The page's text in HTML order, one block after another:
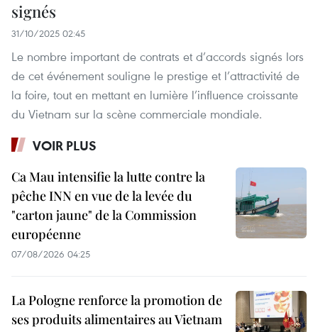
signés
31/10/2025 02:45
Le nombre important de contrats et d’accords signés lors
de cet événement souligne le prestige et l’attractivité de
la foire, tout en mettant en lumière l’influence croissante
du Vietnam sur la scène commerciale mondiale.
VOIR PLUS
Ca Mau intensifie la lutte contre la
pêche INN en vue de la levée du
"carton jaune" de la Commission
européenne
07/08/2026 04:25
La Pologne renforce la promotion de
ses produits alimentaires au Vietnam